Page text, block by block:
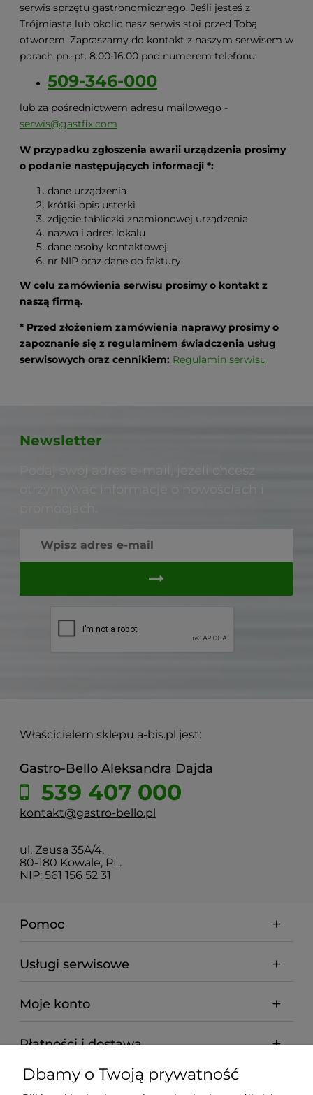
serwis sprzętu gastronomicznego. Jeśli jesteś z
Trójmiasta lub okolic nasz serwis stoi przed Tobą
otworem. Zapraszamy do kontakt z naszym serwisem w
porach pn.-pt. 8.00-16.00 pod numerem telefonu:
509-346-000
lub za pośrednictwem adresu mailowego -
serwis@gastfix.com
W przypadku zgłoszenia awarii urządzenia prosimy
o podanie następujących informacji *:
dane urządzenia
krótki opis usterki
zdjęcie tabliczki znamionowej urządzenia
nazwa i adres lokalu
dane osoby kontaktowej
nr NIP oraz dane do faktury
W celu zamówienia serwisu prosimy o kontakt z
naszą firmą.
* Przed złożeniem zamówienia naprawy prosimy o
zapoznanie się z regulaminem świadczenia usług
serwisowych oraz cennikiem: Regulamin serwisu
Newsletter
Podaj swój adres e-mail, jeżeli chcesz
Właścicielem sklepu a-bis.pl jest:
Gastro-Bello Aleksandra Dajda
539 407 000
kontakt@gastro-bello.pl
ul. Zeusa 35A/4,
80-180 Kowale, PL.
NIP: 561 156 52 31
Pomoc
Usługi serwisowe
Moje konto
Płatności i dostawa
Informacje
Dbamy o Twoją prywatność